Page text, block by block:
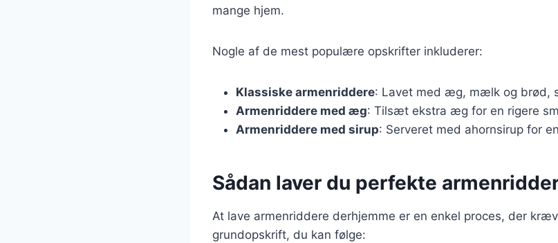
mange hjem.
Nogle af de mest populære opskrifter inkluderer:
Klassiske armenriddere: Lavet med æg, mælk og brød,
Armenriddere med æg: Tilsæt ekstra æg for en rigere
Armenriddere med sirup: Serveret med ahornsirup for
Sådan laver du perfekte
At lave armenriddere derhjemme er en enkel proces, der
grundopskrift, du kan følge: